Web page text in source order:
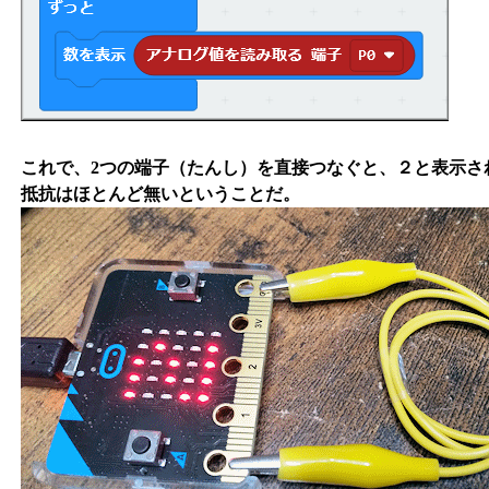
これで、2つの端子（たんし）を直接つなぐと、２と表示さ
抵抗はほとんど無いということだ。